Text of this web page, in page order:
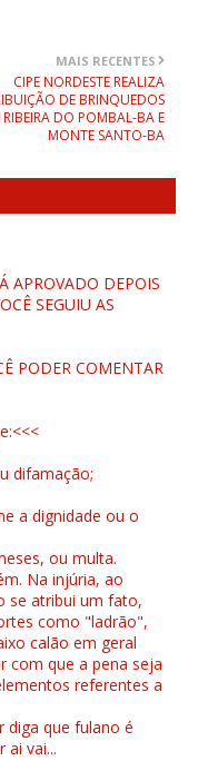
MAIS RECENTES
CIPE NORDESTE REALIZA
DE BRINQUEDOS
RIBEIRA DO POMBAL-BA E
MONTE SANTO-BA
APROVADO DEPOIS
SEGUIU AS
PODER COMENTAR
difamação;
a dignidade ou o
ou multa.
Na injúria, ao
se atribui um fato,
como "ladrão",
calão em geral
com que a pena seja
referentes a
diga que fulano é
vai...